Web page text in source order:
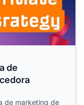
de
de marketing de